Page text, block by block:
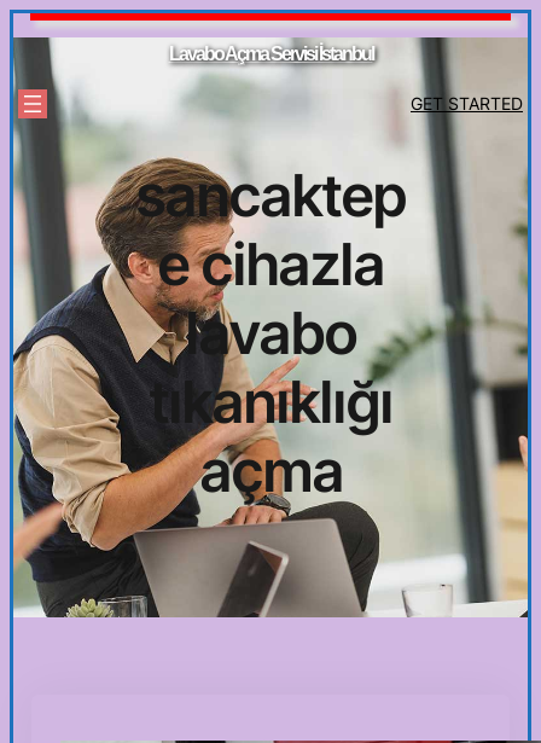
İçeriğe
Lavabo Açma Servisi İstanbul
GET STARTED
sancaktep
e cihazla
lavabo
tıkanıklığı
açma